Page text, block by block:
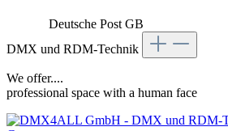
Deutsche Post GB
DMX und RDM-Technik
We offer....
professional space with a human face